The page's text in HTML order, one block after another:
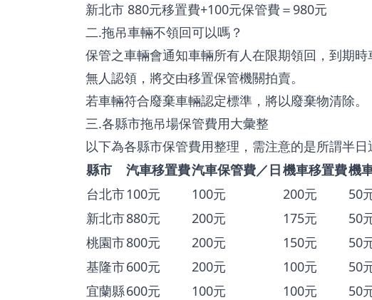
新北市 880元移置費+100元保管費＝980元
二.拖吊車輛不領回可以嗎？
保管之車輛會通知車輛所有人在限期領回，到期
無人認領，將交由移置保管機關拍賣。
若車輛符合廢棄車輛認定標準，將以廢棄物清除。
三.各縣市拖吊場保管費用大彙整
以下為各縣市保管費用整理，需注意的是所謂半
縣市
汽車移置費汽車保管費／日機車移置費機
台北市100元 100元 200元
50
新北市880元 200元 175元
50
桃園市800元 200元 150元
50
基隆市600元 200元 100元
50
宜蘭縣600元 100元 100元
50